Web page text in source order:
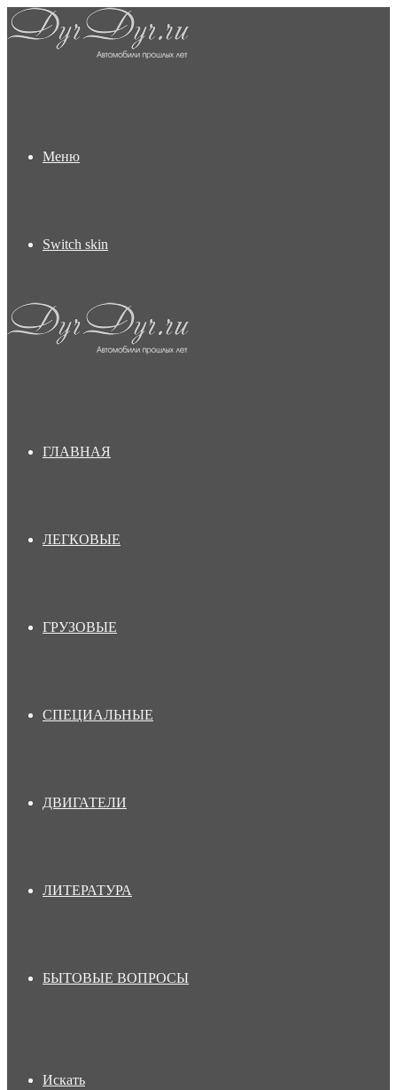
Меню
Switch skin
ГЛАВНАЯ
ЛЕГКОВЫЕ
ГРУЗОВЫЕ
СПЕЦИАЛЬНЫЕ
ДВИГАТЕЛИ
ЛИТЕРАТУРА
БЫТОВЫЕ ВОПРОСЫ
Искать